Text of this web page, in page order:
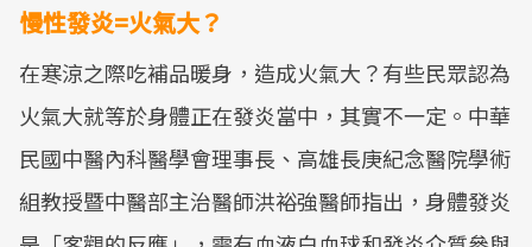
慢性發炎=火氣大？
在寒涼之際吃補品暖身，造成火氣大？有些民眾認為
火氣大就等於身體正在發炎當中，其實不一定。中華
民國中醫內科醫學會理事長、高雄長庚紀念醫院學術
組教授暨中醫部主治醫師洪裕強醫師指出，身體發炎